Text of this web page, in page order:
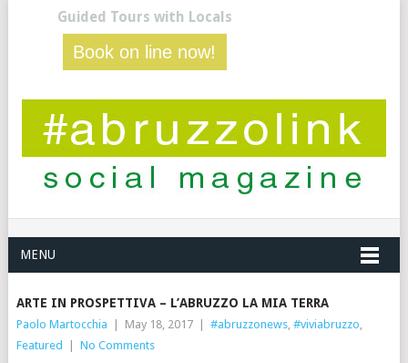
Guided Tours with Locals
Book on line now!
MENU
ARTE IN PROSPETTIVA – L’ABRUZZO LA MIA TERRA
Paolo Martocchia May 18, 2017 #abruzzonews, #viviabruzzo,
Featured
No Comments